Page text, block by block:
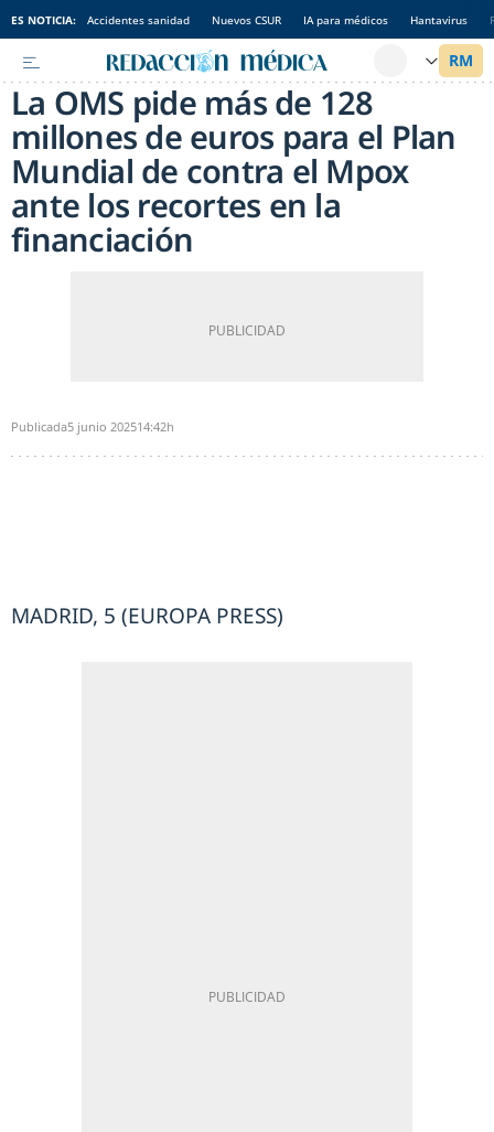
ES NOTICIA: Accidentes sanidad Nuevos CSUR IA para médicos Hantavirus
La OMS pide más de 128
millones de euros para el Plan
Mundial de contra el Mpox
ante los recortes en la
financiación
Publicada5 junio 202514:42h
MADRID, 5 (EUROPA PRESS)